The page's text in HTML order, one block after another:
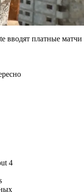
вводят платные матчи
4